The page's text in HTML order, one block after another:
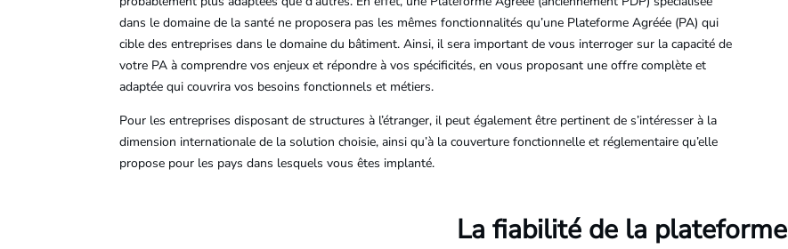
dans le domaine de la santé ne proposera pas les mêmes fonctionnalités qu’une Plateforme Agréée (PA) qui
cible des entreprises dans le domaine du bâtiment. Ainsi, il sera important de vous interroger sur la capacité de
votre PA à comprendre vos enjeux et répondre à vos spécificités, en vous proposant une offre complète et
adaptée qui couvrira vos besoins fonctionnels et métiers.
Pour les entreprises disposant de structures à l’étranger, il peut également être pertinent de s’intéresser à la
dimension internationale de la solution choisie, ainsi qu’à la couverture fonctionnelle et réglementaire qu’elle
propose pour les pays dans lesquels vous êtes implanté.
La fiabilité de la plateforme